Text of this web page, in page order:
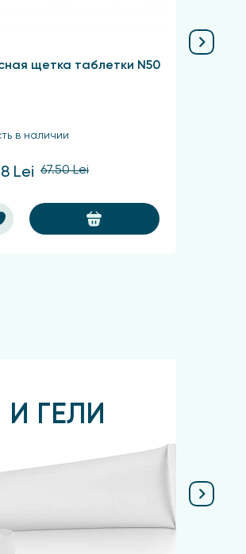
щетка таблетки N50
в наличии
Lei 67.50 Lei
ГЕЛИ